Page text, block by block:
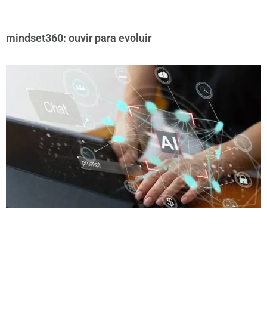
mindset360: ouvir para evoluir